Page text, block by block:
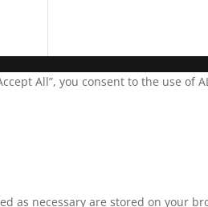
All”, you consent to the use of
as necessary are stored on your